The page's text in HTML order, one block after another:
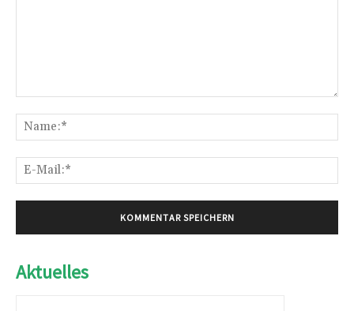
Aktuelles